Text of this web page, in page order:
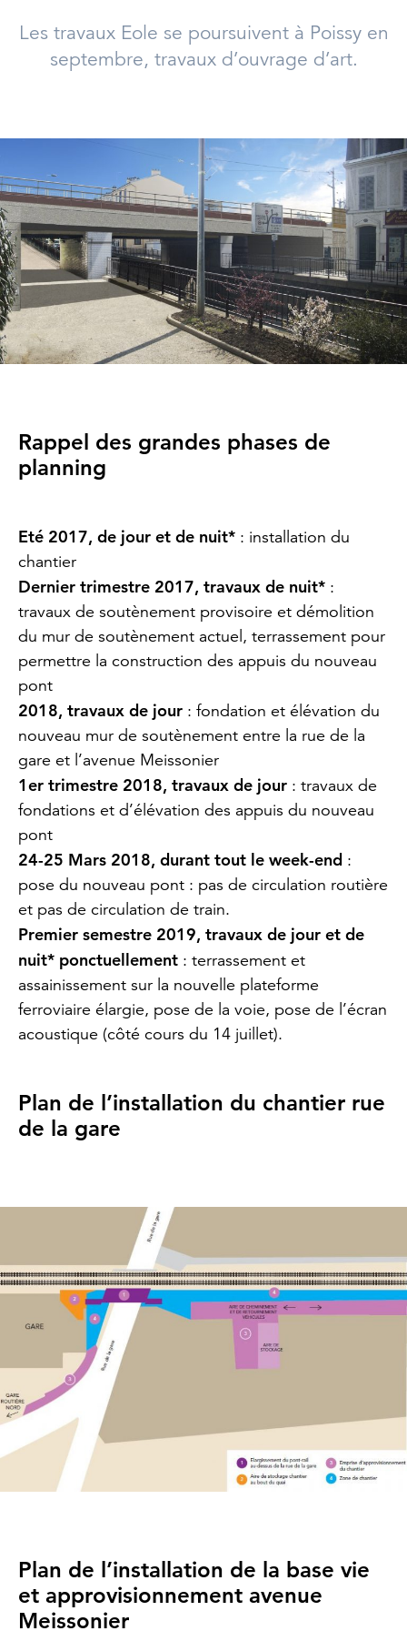
Les travaux Eole se poursuivent à Poissy en
septembre, travaux d’ouvrage d’art.
Rappel des grandes phases de
planning
Eté 2017, de jour et de nuit* : installation du
chantier
Dernier trimestre 2017, travaux de nuit* :
travaux de soutènement provisoire et démolition
du mur de soutènement actuel, terrassement pour
permettre la construction des appuis du nouveau
pont
2018, travaux de jour : fondation et élévation du
nouveau mur de soutènement entre la rue de la
gare et l’avenue Meissonier
1er trimestre 2018, travaux de jour : travaux de
fondations et d’élévation des appuis du nouveau
pont
24-25 Mars 2018, durant tout le week-end :
pose du nouveau pont : pas de circulation routière
et pas de circulation de train.
Premier semestre 2019, travaux de jour et de
nuit* ponctuellement : terrassement et
assainissement sur la nouvelle plateforme
ferroviaire élargie, pose de la voie, pose de l’écran
acoustique (côté cours du 14 juillet).
Plan de l’installation du chantier rue
de la gare
Plan de l’installation de la base vie
et approvisionnement avenue
Meissonier